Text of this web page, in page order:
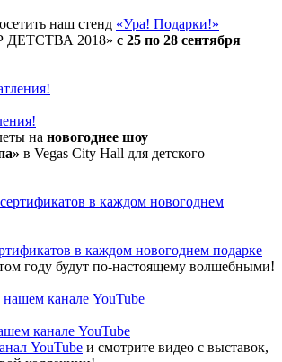
наш стенд «Ура! Подарки!»
ДЕТСТВА 2018» с 25 по 28 сентября
на новогоднее шоу
в Vegas City Hall для детского
в каждом новогоднем подарке
году будут по-настоящему волшебными!
канале YouTube
YouTube и смотрите видео с выставок,